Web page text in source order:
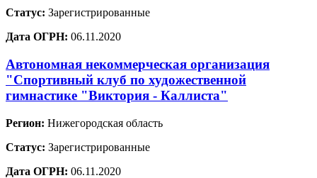
Статус: Зарегистрированные
Дата ОГРН: 06.11.2020
Автономная некоммерческая организация
"Спортивный клуб по художественной
гимнастике "Виктория - Каллиста"
Регион: Нижегородская область
Статус: Зарегистрированные
Дата ОГРН: 06.11.2020